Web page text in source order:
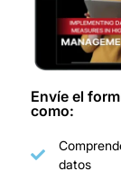
Envíe el
como:
datos